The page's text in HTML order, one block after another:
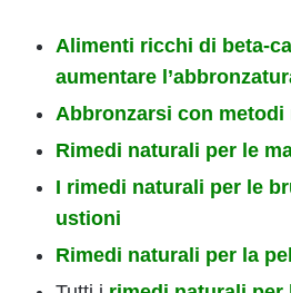
Alimenti ricchi di beta-
aumentare
Abbronzarsi con metodi
Rimedi naturali per le
I rimedi naturali per le
ustioni
Rimedi naturali per la